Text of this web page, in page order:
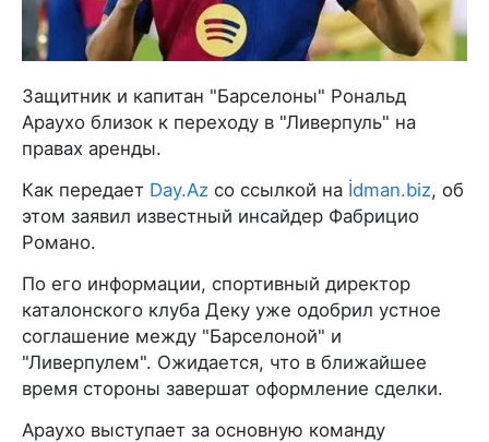
Защитник и капитан "Барселоны" Рональд
Араухо близок к переходу в "Ливерпуль" на
правах аренды.
Как передает Day.Az со ссылкой на İdman.biz, об
этом заявил известный инсайдер Фабрицио
Романо.
По его информации, спортивный директор
каталонского клуба Деку уже одобрил устное
соглашение между "Барселоной" и
"Ливерпулем". Ожидается, что в ближайшее
время стороны завершат оформление сделки.
Араухо выступает за основную команду